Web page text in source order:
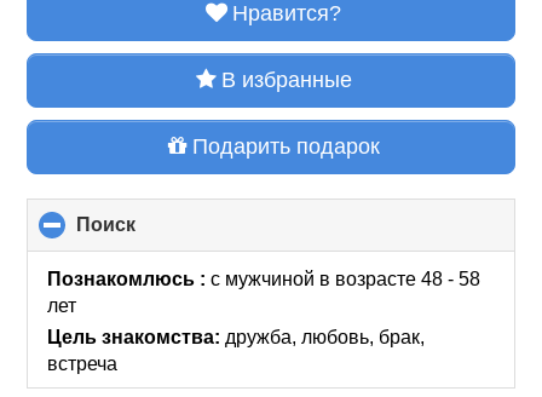
Нравится?
В избранные
Подарить подарок
Поиск
to
collapse
Познакомлюсь :с мужчиной в возрасте 48 - 58
лет
Цель знакомства: дружба, любовь, брак,
встреча